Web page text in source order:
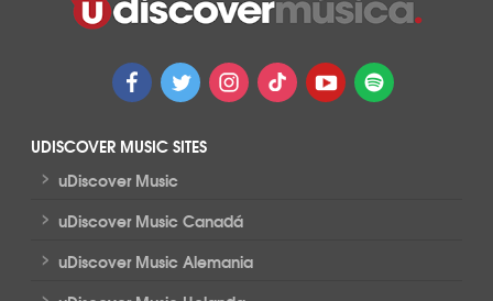
UDISCOVER MUSIC SITES
> uDiscover Music
> uDiscover Music Canadá
> uDiscover Music Alemania